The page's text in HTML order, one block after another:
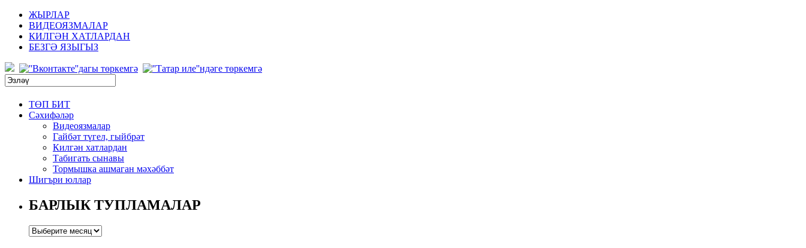
ҖЫРЛАР
ВИДЕОЯЗМАЛАР
КИЛГӘН ХАТЛАРДАН
БЕЗГӘ ЯЗЫГЫЗ
ТӨП БИТ
Сәхифәләр
Видеоязмалар
Гайбәт түгел, гыйбрәт
Килгән хатлардан
Табигать сынавы
Тормышка ашмаган мәхәббәт
Шигъри юллар
БАРЛЫК ТУПЛАМАЛАР